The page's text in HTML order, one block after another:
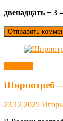
двенадцать − 3 =
Ширпотреб —
23.12.2025 Игорь